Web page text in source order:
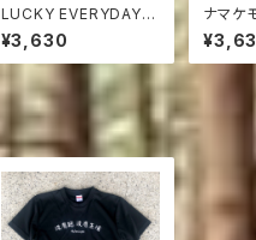
LUCKY EVERYDAY
S/S TシャツBLACK
¥3,630
ナマケ
N'T
HERE )
ン